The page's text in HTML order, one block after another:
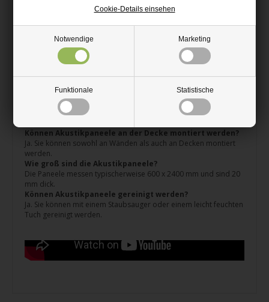
Notwendige Marketing
Funktionale Statistische
Cookie-Details einsehen
produziert und beim Dänischen Technologischen Institut sowohl
Die Paneele sind nach dem Standard DS/EN ISO 354 getestet, der
ihre schallabsorbierenden Eigenschaften dokumentiert.
Das gibt Ihnen Sicherheit, dass die Paneele tatsächlich Lärm und
Nachhall reduzieren.
FAQ zu Akustikpaneelen
Funktionieren Akustikpaneele wirklich?
Ja. Akustikpaneele reduzieren den Nachhall, indem sie
Können Akustikpaneele an der Decke montiert werden?
Ja. Sie können sowohl an Wänden als auch an Decken montiert
werden.
Wie groß sind die Akustikpaneele?
Die Paneele messen typischerweise 600 x 2400 mm und sind 20
mm dick.
Können Akustikpaneele gereinigt werden?
Ja. Sie können mit einem Staubsauger oder einem leicht feuchten
Tuch gereinigt werden.